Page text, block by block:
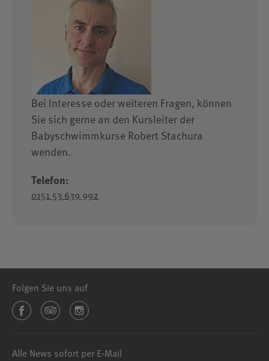
Bei Interesse oder weiteren Fragen, können
Sie sich gerne an den Kursleiter der
Babyschwimmkurse Robert Stachura
wenden.
Telefon:
0151 53 639 992
Folgen Sie uns auf
Alle News sofort per E-Mail